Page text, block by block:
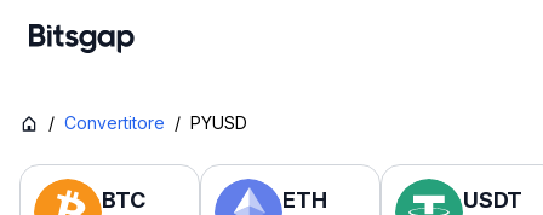
/ Convertitore / PYUSD
BTC ETH USDT